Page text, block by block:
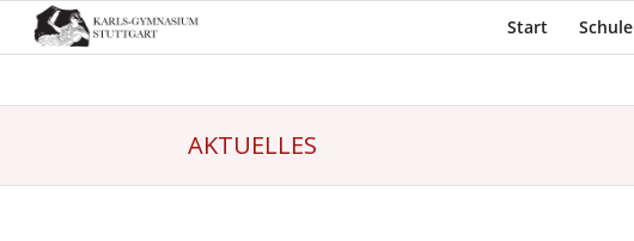
Start Schule
AKTUELLES